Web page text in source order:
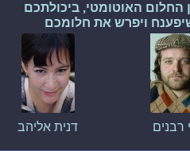
החלום האוטומטי, ביכולתכם
ויפרש את חלומכם
רבנים דנית אליהב